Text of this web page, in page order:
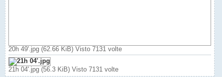
20h 49'.jpg (62.66 KiB) Visto 7131 volte
21h 04'.jpg (56.3 KiB) Visto 7131 volte